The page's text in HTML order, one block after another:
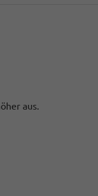
aus.